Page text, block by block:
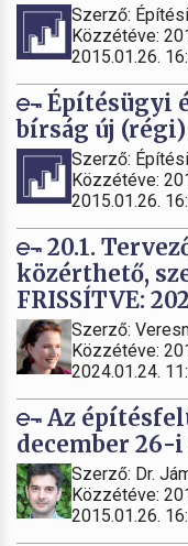
Szerző:
Közzétéve:
2015.01.26.
Építésügyi
bírság új (régi)
Szerző:
Közzétéve:
2015.01.26.
20.1.
közérthető,
FRISSÍTVE:
Szerző:
Közzétéve:
2024.01.24.
Az
december 26-
Szerző: Dr.
Közzétéve:
2015.01.26.